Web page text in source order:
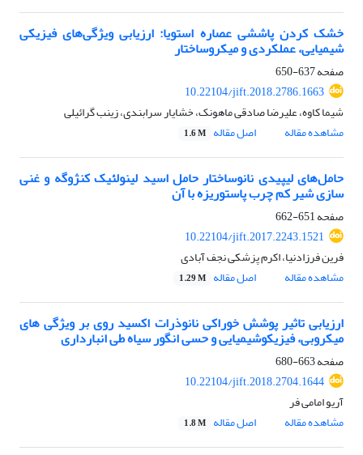
خشک کردن پاششی عصاره‌ استویا: ارزیابی ویژگی‌های فیزیکی
شیمیایی، عملکردی و میکروساختار
صفحه637-650
10.22104/jift.2018.2786.1663
شیما کاوه، علیرضا صادقی ماهونک، خشایار سرابندی، زینب گرائیلی
مشاهده مقاله
اصل مقاله 1.6 M
حامل‌های لیپیدی نانوساختار حامل اسید لینولئیک کنژوگه و غنی
سازی شیر کم چرب پاستوریزه با آن
صفحه651-662
10.22104/jift.2017.2243.1521
فرین فرزادنیا، اکرم پزشکی نجف آبادی
مشاهده مقاله
اصل مقاله 1.29 M
ارزیابی تاثیر پوشش خوراکی نانوذرات اکسید روی بر ویژگی های
میکروبی، فیزیکوشیمیایی و حسی انگور سیاه طی انبارداری
صفحه663-680
10.22104/jift.2018.2704.1644
آریو امامی فر
مشاهده مقاله
اصل مقاله 1.8 M